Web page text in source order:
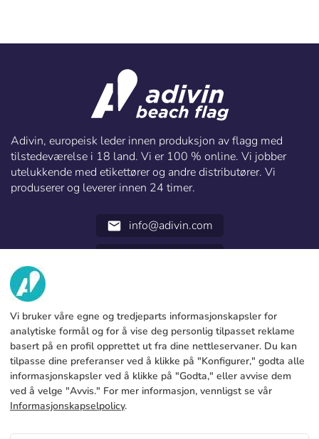
Adivin, europeisk leder innen produksjon av flagg med
tilstedeværelse i 18 land. Vi er 100 % online. Vi jobber
utelukkende med etikettører og andre distributører. Vi
produserer og leverer innen 24 timer.
email info@adivin.com
OM OSS
Fabrikk
Kontakt oss
Blog
TJENESTER
Betalingsmetoder
Produksjon og levering
FAQs
JURIDISK INFORMASJON
Juridisk merknad
Generelle vilkår og betingelser
Retningslinjer for informasjonskapsler
Personvernregler
Vi bruker våre egne og tredjeparts informasjonskapsler for
analytiske formål og for å vise deg personlig tilpasset reklame
basert på en profil opprettet ut fra dine nettleservaner. Du kan
tilpasse dine preferanser ved å klikke på "Konfigurer," godta alle
informasjonskapsler ved å klikke på "Godta," eller avvise dem
ved å velge "Avvis." For mer informasjon, vennligst se vår
Informasjonskapselpolicy.